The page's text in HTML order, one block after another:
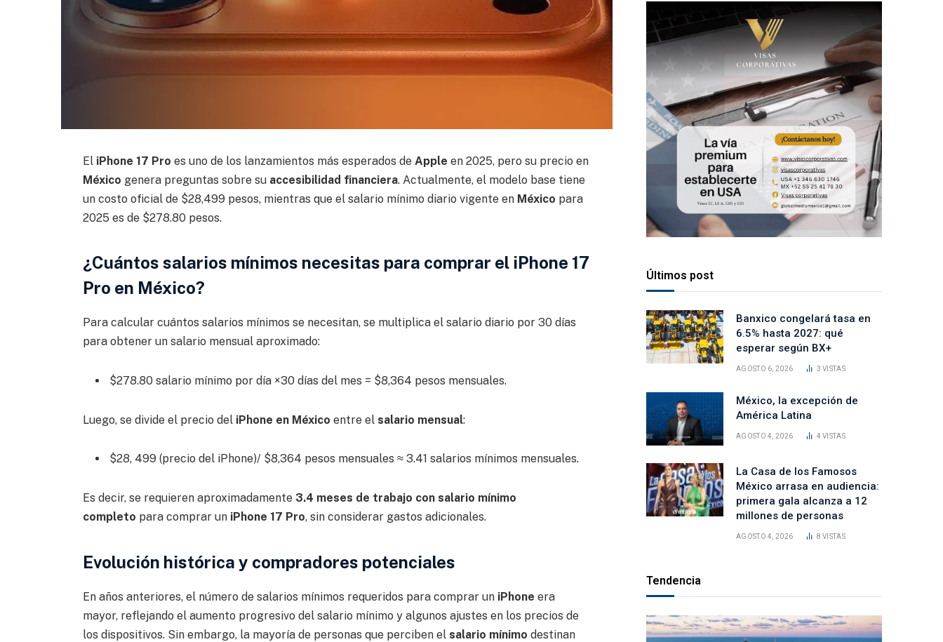
EliPhone 17 Pro es uno de los lanzamientos más esperados de Apple en 2025, pero su precio en
México genera preguntas sobre su accesibilidad financiera. Actualmente, el modelo base tiene
un costo oficial de $28,499 pesos, mientras que el salario mínimo diario vigente en México para
2025 es de $278.80 pesos.
¿Cuántos salarios mínimos necesitas para comprar el iPhone 17
Pro en México?
Para calcular cuántos salarios mínimos se necesitan, se multiplica el salario diario por 30 días
para obtener un salario mensual aproximado:
$278.80 salario mínimo por día ×30 días del mes = $8,364 pesos mensuales.
Luego, se divide el precio del iPhone en México entre el salario mensual:
$28, 499 (precio del iPhone)/ $8,364 pesos mensuales ≈ 3.41 salarios mínimos mensuales.
Es decir, se requieren aproximadamente 3.4 meses de trabajo con salario mínimo
completo para comprar uniPhone 17 Pro, sin considerar gastos adicionales.
Evolución histórica y compradores potenciales
En años anteriores, el número de salarios mínimos requeridos para comprar un iPhone era
mayor, reflejando el aumento progresivo del salario mínimo y algunos ajustes en los precios de
los dispositivos. Sin embargo, la mayoría de personas que perciben el salario mínimo destinan
Últimos post
Banxico congelará tasa en
6.5% hasta 2027: qué
esperar según BX+
AGOSTO 6, 2026 3VISTAS
México, la excepción de
América Latina
AGOSTO 4, 2026 4VISTAS
La Casa de los Famosos
México arrasa en audiencia:
primera gala alcanza a 12
millones de personas
AGOSTO 4, 2026 8VISTAS
Tendencia